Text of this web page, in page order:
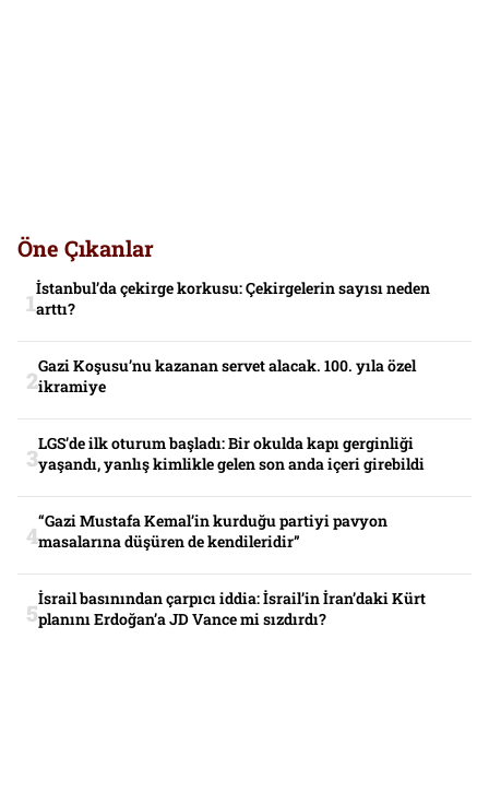
Öne Çıkanlar
İstanbul’da çekirge korkusu: Çekirgelerin sayısı neden
arttı?
Gazi Koşusu’nu kazanan servet alacak. 100. yıla özel
ikramiye
LGS’de ilk oturum başladı: Bir okulda kapı gerginliği
yaşandı, yanlış kimlikle gelen son anda içeri girebildi
“Gazi Mustafa Kemal’in kurduğu partiyi pavyon
masalarına düşüren de kendileridir”
İsrail basınından çarpıcı iddia: İsrail’in İran’daki Kürt
planını Erdoğan’a JD Vance mi sızdırdı?